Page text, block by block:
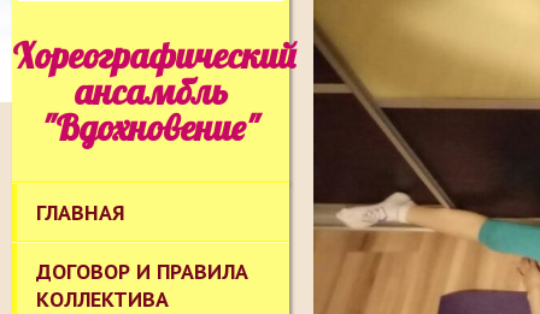
Хореографический
ансамбль
"Вдохновение"
ГЛАВНАЯ
ДОГОВОР И ПРАВИЛА
КОЛЛЕКТИВА